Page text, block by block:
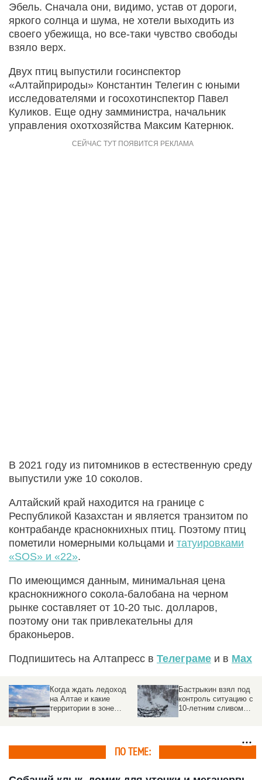
Эбель. Сначала они, видимо, устав от дороги,
яркого солнца и шума, не хотели выходить из
своего убежища, но все-таки чувство свободы
взяло верх.
Двух птиц выпустили госинспектор
«Алтайприроды» Константин Телегин с юными
исследователями и госохотинспектор Павел
Куликов. Еще одну замминистра, начальник
управления охотхозяйства Максим Катернюк.
В 2021 году из питомников в естественную среду
выпустили уже 10 соколов.
Алтайский край находится на границе с
Республикой Казахстан и является транзитом по
контрабанде краснокнихных птиц. Поэтому птиц
пометили номерными кольцами и татуировками
«SOS» и «22».
По имеющимся данным, минимальная цена
краснокнижного сокола-балобана на черном
рынке составляет от 10-20 тыс. долларов,
поэтому они так привлекательны для
браконьеров.
Подпишитесь на Алтапресс в Телеграме и в Max
Когда ждать ледоход
на Алтае и какие
территории в зоне
Бастрыкин взял под
контроль ситуацию с
10-летним сливом
ПО ТЕМЕ: